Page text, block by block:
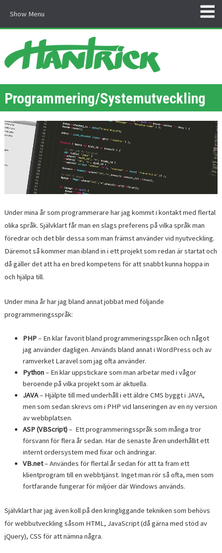
Show Menu
Programmering/Systemutveckling
Under mina år som programmerare har jag kommit i kontakt med flertal
olika språk. Självklart får man en slags preferens på vilka språk man
föredrar och det blir dessa som man främst använder vid nyutveckling.
Däremot så kommer man ibland in i ett projekt som redan är startat och
då gäller det att ha en bred kompetens för att snabbt kunna hoppa in
och hjälpa till.
Under mina år har jag bland annat jobbat med följande
programmeringsspråk:
PHP– En klar favorit bland programmeringsspråken och något
jag använder dagligen. Används bland annat i WordPress och av
ramverket Laravel som jag ofta använder.
Python– En klar uppstickare som man arbetar med i vågor
beroende på vilka projekt som är aktuella.
JAVA– Hjälpte till med underhåll i ett äldre CMS byggt i JAVA,
men som sedan skrevs om i PHP vid lanseringen av en ny version
av webbplatsen.
ASP (VBScript)– Ett programmeringsspråk som många tror
försvann för flera år sedan. Har de senaste åren underhållit ett
internt ordersystem med fixar och ändringar.
VB.net– Användes för flertal år sedan för att ta fram ett
klientprogram till en webbtjänst. Inget man rör så ofta, men som
fortfarande fungerar för miljöer där Windows används.
Självklart har jag även koll på den kringliggande tekniken som behövs
för webbutveckling såsom HTML, JavaScript (då gärna med stöd av
jQuery), CSS för att nämna några.